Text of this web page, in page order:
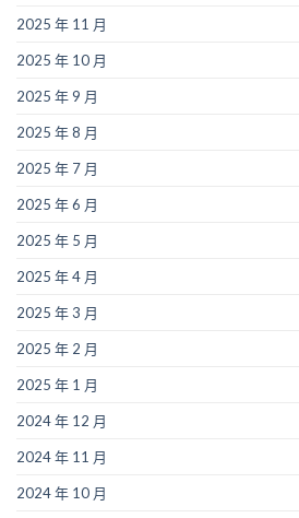
2025 年 11 月
2025 年 10 月
2025 年 9 月
2025 年 8 月
2025 年 7 月
2025 年 6 月
2025 年 5 月
2025 年 4 月
2025 年 3 月
2025 年 2 月
2025 年 1 月
2024 年 12 月
2024 年 11 月
2024 年 10 月